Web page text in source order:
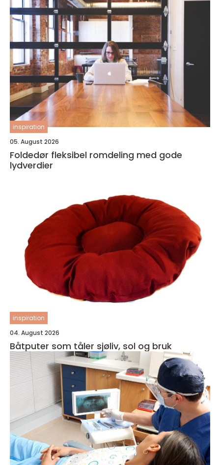
inspiration
05. August 2026
Foldedør fleksibel romdeling med gode
lydverdier
inspiration
04. August 2026
Båtputer som tåler sjøliv, sol og bruk